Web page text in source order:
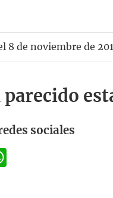
8 de noviembre de
parecido
sociales